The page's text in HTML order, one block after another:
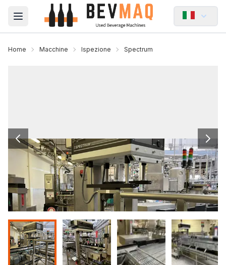
Open main menu
Home Macchine Ispezione Spectrum